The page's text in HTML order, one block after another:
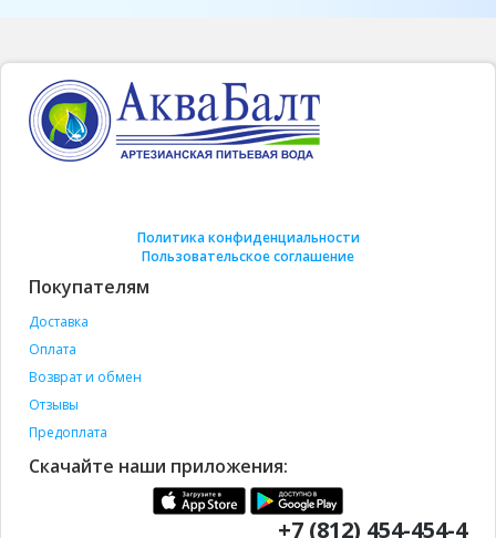
Политика конфиденциальности
Пользовательское соглашение
Покупателям
Доставка
Оплата
Возврат и обмен
Отзывы
Предоплата
Скачайте наши приложения:
+7 (812) 454-454-4